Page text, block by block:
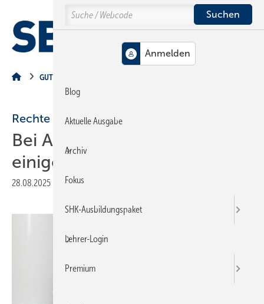
Hauptinhalt
Hauptmenü
SiteSearch
GUT ZU WISSEN
Rechte und Pflichten
Bei Ausbildungsbeginn ist
einiges zu beachten
28.08.2025 Veröffentlicht in
Search
Blog
Aktuelle Ausgabe
Archiv
Fokus
SHK-Ausbildungspaket
Lehrer-Login
Premium